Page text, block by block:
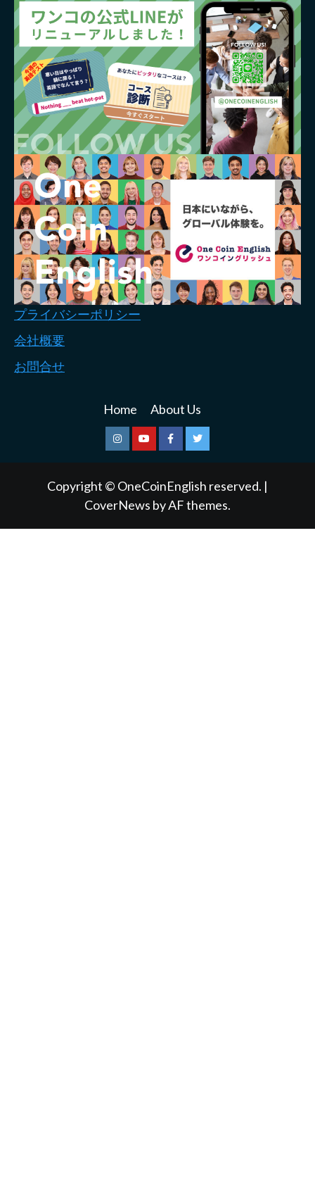
プライバシーポリシー
会社概要
お問合せ
Home About Us
InstagramYoutubeFacebookTwitter
Copyright © OneCoinEnglish reserved. |
CoverNews by AF themes.